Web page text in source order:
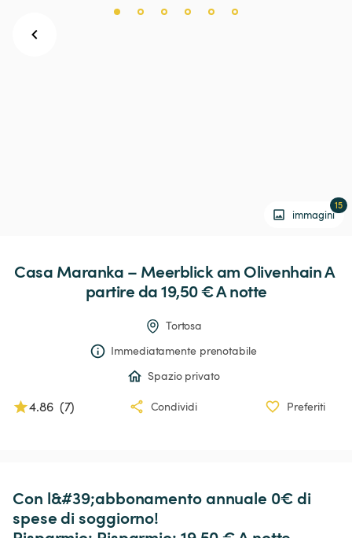
immagini
15
Casa Maranka – Meerblickam Olivenhain A
partire da 19,50 € A notte
Tortosa
Immediatamente prenotabile
Spazio privato
4.86 (7) Condividi Preferiti
Con l&#39;abbonamento annuale 0€ di
spese di soggiorno!